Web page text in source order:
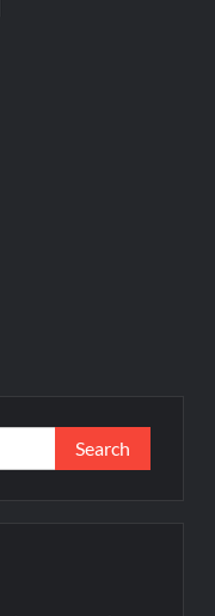
Search
for: